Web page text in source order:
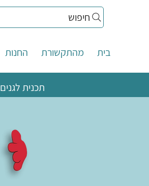
חיפוש
בית מהתקשורת החנות
תכנית לגנים